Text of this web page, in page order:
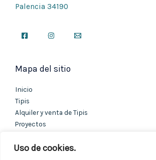
Uso de cookies.
Palencia 34190
Mapa del sitio
Inicio
Tipis
Alquiler y venta de Tipis
Proyectos
Textos Legales